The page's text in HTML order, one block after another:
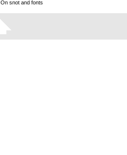
On snot and fonts